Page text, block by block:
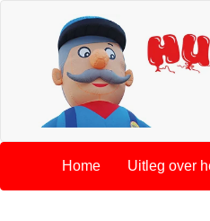
Home Uitleg over